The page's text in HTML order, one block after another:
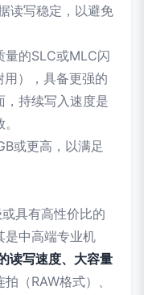
读写稳定，以避免
量的SLC或MLC闪
），具备更强的
，持续写入速度是
或更高，以满足
或具有高性价比的
是中高端专业机
读写速度、大容量
（RAW格式）、